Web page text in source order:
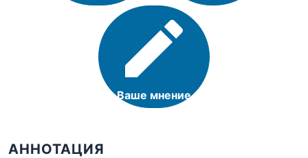
Ваше мнение
АННОТАЦИЯ